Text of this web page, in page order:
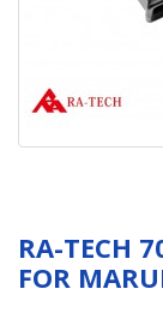
RA-TECH
FOR